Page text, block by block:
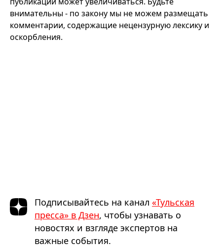
внимательны - по закону мы не можем размещать
комментарии, содержащие нецензурную лексику и
оскорбления.
Подписывайтесь на канал «Тульская
пресса» в Дзен, чтобы узнавать о
новостях и взгляде экспертов на
важные события.